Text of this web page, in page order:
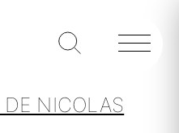
NICOLAS